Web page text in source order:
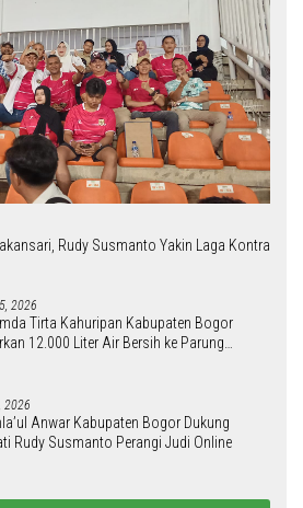
Persib ke Final Piala Presiden 2026,
Selengkapnya
yang bisa anda isi dan sesuaikan pada